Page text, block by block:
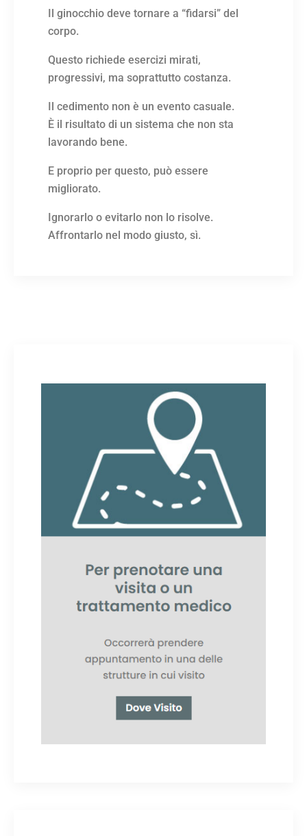
Il ginocchio deve tornare a “fidarsi” del
corpo.
Questo richiede esercizi mirati,
progressivi, ma soprattutto costanza.
Il cedimento non è un evento casuale.
È il risultato di un sistema che non sta
lavorando bene.
E proprio per questo, può essere
migliorato.
Ignorarlo o evitarlo non lo risolve.
Affrontarlo nel modo giusto, sì.